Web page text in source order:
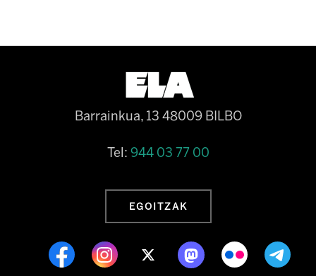
Barrainkua, 13 48009 BILBO
Tel: 944 03 77 00
EGOITZAK